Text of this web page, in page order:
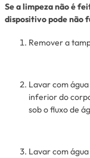
Se a limpeza não é
dispositivo pode não
Remover a
Lavar com
inferior do
sob o fluxo de
Lavar com